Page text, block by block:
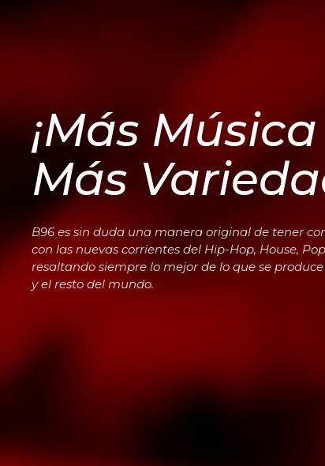
¡Más
Más
B96 es sin duda una manera original de tener
con las nuevas corrientes del Hip-Hop, House,
resaltando siempre lo mejor de lo que se
y el resto del mundo.